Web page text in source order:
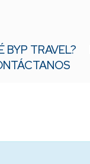
BYP TRAVEL?